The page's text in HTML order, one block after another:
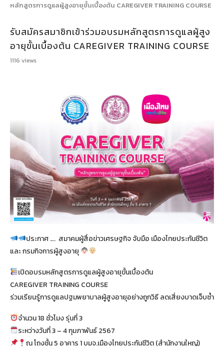
หลักสูตรการดูแลผู้สูงอายุขั้นเบื้องต้น CAREGIVER TRAINING COURSE
รับสมัครสมาชิกเข้าร่วมอบรมหลักสูตรการดูแลผู้สูง
อายุขั้นเบื้องต้น CAREGIVER TRAINING COURSE
1116 views
ประกาศ …. สมาคมผู้สื่อข่าวเศรษฐกิจ จับมือ เมืองไทยประกันชีวิต
และ กรมกิจการผู้สูงอายุ
เปิดอบรมหลักสูตรการดูแลผู้สูงอายุขั้นเบื้องต้น
CAREGIVER TRAINING COURSE
ร่วมเรียนรู้การดูแลปฐมพยาบาลผู้สูงอายุอย่างถูกวิธี ลดเสี่ยงบาดเจ็บซ้ำ
จำนวน 18 ชั่วโมง รุ่นที่ 3
ระหว่างวันที่ 3 – 4 กุมภาพันธ์ 2567
ณ โถงชั้น 5 อาคาร 1 บมจ.เมืองไทยประกันชีวิต (สำนักงานใหญ่)